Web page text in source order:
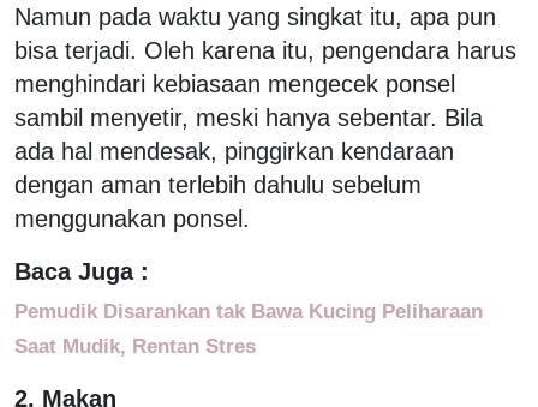
Namun pada waktu yang singkat itu, apa pun
bisa terjadi. Oleh karena itu, pengendara harus
menghindari kebiasaan mengecek ponsel
sambil menyetir, meski hanya sebentar. Bila
ada hal mendesak, pinggirkan kendaraan
dengan aman terlebih dahulu sebelum
menggunakan ponsel.
Baca Juga :
Pemudik Disarankan tak Bawa Kucing Peliharaan
Saat Mudik, Rentan Stres
2. Makan